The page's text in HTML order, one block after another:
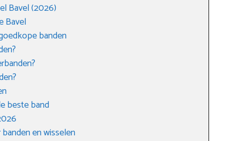
Bavel (2026)
Bavel
banden
beste band
en wisselen